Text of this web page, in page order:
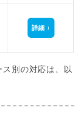
詳細
別の対応は、以